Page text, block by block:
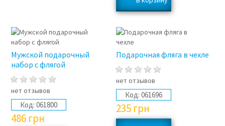
Мужской подарочный
набор с флягой
нет отзывов
Код: 061800
486 грн
Подарочная фляга в чехле
нет отзывов
Код: 061696
235 грн